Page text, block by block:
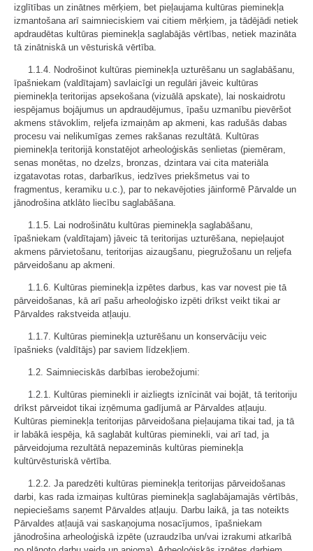
izglītības un zinātnes mērķiem, bet pieļaujama kultūras pieminekļa
izmantošana arī saimnieciskiem vai citiem mērķiem, ja tādējādi netiek
apdraudētas kultūras pieminekļa saglabājās vērtības, netiek mazināta
tā zinātniskā un vēsturiskā vērtība.
1.1.4. Nodrošinot kultūras pieminekļa uzturēšanu un saglabāšanu,
īpašniekam (valdītajam) savlaicīgi un regulāri jāveic kultūras
pieminekļa teritorijas apsekošana (vizuālā apskate), lai noskaidrotu
iespējamus bojājumus un apdraudējumus, īpašu uzmanību pievēršot
akmens stāvoklim, reljefa izmaiņām ap akmeni, kas radušās dabas
procesu vai nelikumīgas zemes rakšanas rezultātā. Kultūras
pieminekļa teritorijā konstatējot arheoloģiskās senlietas (piemēram,
senas monētas, no dzelzs, bronzas, dzintara vai cita materiāla
izgatavotas rotas, darbarīkus, iedzīves priekšmetus vai to
fragmentus, keramiku u.c.), par to nekavējoties jāinformē Pārvalde un
jānodrošina atklāto liecību saglabāšana.
1.1.5. Lai nodrošinātu kultūras pieminekļa saglabāšanu,
īpašniekam (valdītajam) jāveic tā teritorijas uzturēšana, nepieļaujot
akmens pārvietošanu, teritorijas aizaugšanu, piegružošanu un reljefa
pārveidošanu ap akmeni.
1.1.6. Kultūras pieminekļa izpētes darbus, kas var novest pie tā
pārveidošanas, kā arī pašu arheoloģisko izpēti drīkst veikt tikai ar
Pārvaldes rakstveida atļauju.
1.1.7. Kultūras pieminekļa uzturēšanu un konservāciju veic
īpašnieks (valdītājs) par saviem līdzekļiem.
1.2. Saimnieciskās darbības ierobežojumi:
1.2.1. Kultūras pieminekli ir aizliegts iznīcināt vai bojāt, tā teritoriju
drīkst pārveidot tikai izņēmuma gadījumā ar Pārvaldes atļauju.
Kultūras pieminekļa teritorijas pārveidošana pieļaujama tikai tad, ja tā
ir labākā iespēja, kā saglabāt kultūras pieminekli, vai arī tad, ja
pārveidojuma rezultātā nepazeminās kultūras pieminekļa
kultūrvēsturiskā vērtība.
1.2.2. Ja paredzēti kultūras pieminekļa teritorijas pārveidošanas
darbi, kas rada izmaiņas kultūras pieminekļa saglabājamajās vērtībās,
nepieciešams saņemt Pārvaldes atļauju. Darbu laikā, ja tas noteikts
Pārvaldes atļaujā vai saskaņojuma nosacījumos, īpašniekam
jānodrošina arheoloģiskā izpēte (uzraudzība un/vai izrakumi atkarībā